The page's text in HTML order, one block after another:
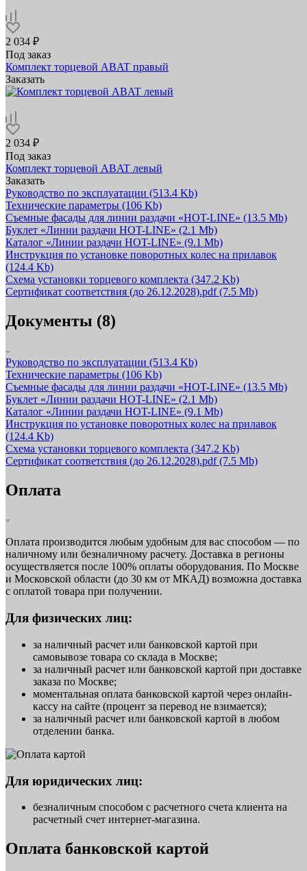
2 034 ₽
Под заказ
Комплект торцевой ABAT правый
Заказать
2 034 ₽
Под заказ
Комплект торцевой ABAT левый
Заказать
Руководство по эксплуатации (513.4 Kb)
Технические параметры (106 Kb)
Съемные фасады для линии раздачи «HOT-LINE» (13.5 Mb)
Буклет «Линии раздачи HOT-LINE» (2.1 Mb)
Каталог «Линии раздачи HOT-LINE» (9.1 Mb)
Инструкция по установке поворотных колес на прилавок
(124.4 Kb)
Схема установки торцевого комплекта (347.2 Kb)
Сертификат соответствия (до 26.12.2028).pdf(7.5 Mb)
Документы (8)
Руководство по эксплуатации (513.4 Kb)
Технические параметры (106 Kb)
Съемные фасады для линии раздачи «HOT-LINE» (13.5 Mb)
Буклет «Линии раздачи HOT-LINE» (2.1 Mb)
Каталог «Линии раздачи HOT-LINE» (9.1 Mb)
Инструкция по установке поворотных колес на прилавок
(124.4 Kb)
Схема установки торцевого комплекта (347.2 Kb)
Сертификат соответствия (до 26.12.2028).pdf(7.5 Mb)
Оплата
Оплата производится любым удобным для вас способом — по
наличному или безналичному расчету. Доставка в регионы
осуществляется после 100% оплаты оборудования. По Москве
и Московской области (до 30 км от МКАД) возможна доставка
с оплатой товара при получении.
Для физических лиц:
за наличный расчет или банковской картой при
самовывозе товара со склада в Москве;
за наличный расчет или банковской картой при доставке
заказа по Москве;
моментальная оплата банковской картой через онлайн-
кассу на сайте (процент за перевод не взимается);
за наличный расчет или банковской картой в любом
отделении банка.
Для юридических лиц:
безналичным способом с расчетного счета клиента на
расчетный счет интернет-магазина.
Оплата банковской картой